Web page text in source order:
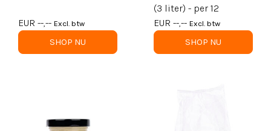
EUR --,-- Excl. btw
SHOP NU
(3 liter) - per 12
EUR --,-- Excl. btw
SHOP NU